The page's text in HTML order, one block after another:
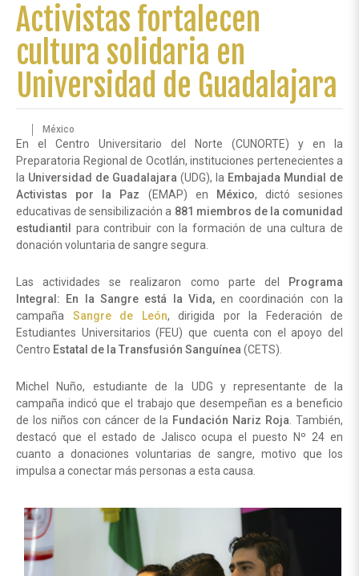
Activistas fortalecen
cultura solidaria en
Universidad de Guadalajara
México
En el Centro Universitario del Norte (CUNORTE) y en la
Preparatoria Regional de Ocotlán, instituciones pertenecientes a
la Universidad de Guadalajara (UDG), la Embajada Mundial de
Activistas por la Paz (EMAP) en México, dictó sesiones
educativas de sensibilización a 881 miembros de la comunidad
estudiantil para contribuir con la formación de una cultura de
donación voluntaria de sangre segura.
Las actividades se realizaron como parte del
Programa
Integral: En la Sangre está la Vida,en coordinación con la
campaña Sangre de León, dirigida por la Federación de
Estudiantes Universitarios (FEU) que cuenta con el apoyo del
Centro Estatal de la Transfusión Sanguínea (CETS).
Michel Nuño, estudiante de la UDG y representante de la
campaña indicó que el trabajo que desempeñan es a beneficio
de los niños con cáncer de la Fundación Nariz Roja . También,
destacó que el estado de Jalisco ocupa el puesto Nº 24 en
cuanto a donaciones voluntarias de sangre, motivo que los
impulsa a conectar más personas a esta causa.